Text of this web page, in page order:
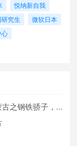
悦纳新自我
究生
微软日本
心
铁骄子，魅力包头